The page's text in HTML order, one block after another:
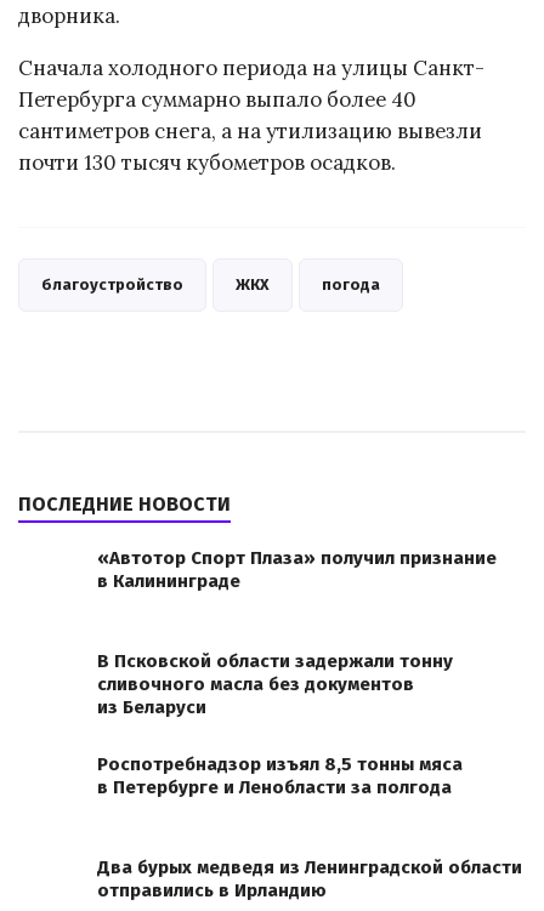
дворника.
Сначала холодного периода на улицы Санкт-
Петербурга суммарно выпало более 40
сантиметров снега, а на утилизацию вывезли
почти 130 тысяч кубометров осадков.
благоустройство ЖКХ погода
ПОСЛЕДНИЕ НОВОСТИ
«Автотор Спорт Плаза» получил признание
в Калининграде
В Псковской области задержали тонну
сливочного масла без документов
из Беларуси
Роспотребнадзор изъял 8,5 тонны мяса
в Петербурге и Ленобласти за полгода
Два бурых медведя из Ленинградской области
отправились в Ирландию